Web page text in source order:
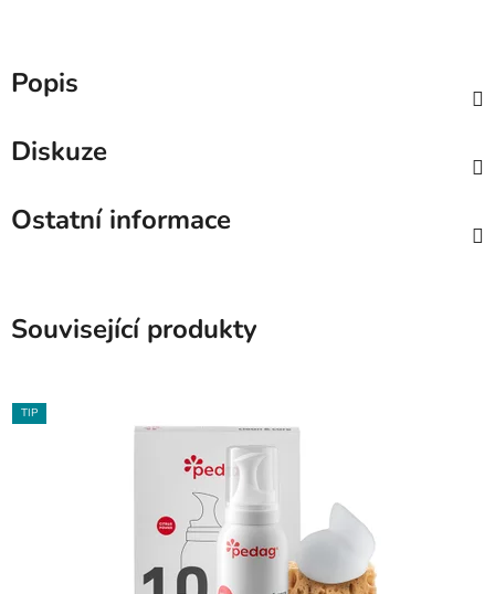
Popis
Diskuze
Ostatní informace
Související produkty
TIP